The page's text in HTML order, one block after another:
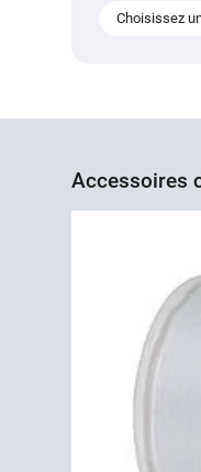
Choisissez
Accessoires